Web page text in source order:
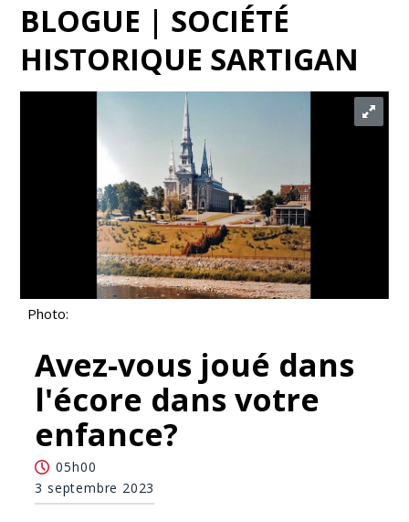
BLOGUE | SOCIÉTÉ
HISTORIQUE SARTIGAN
Photo:
Avez-vous joué dans
l'écore dans votre
enfance?
05h00
3 septembre 2023